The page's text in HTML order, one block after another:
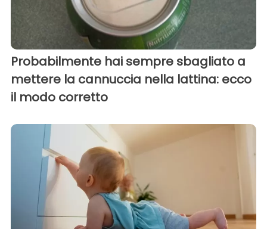
Probabilmente hai sempre sbagliato a
mettere la cannuccia nella lattina: ecco
il modo corretto